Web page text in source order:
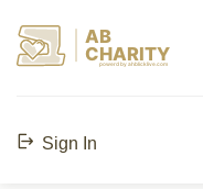
AB
CHARITY
powerd by ahblicklive.com
Sign In